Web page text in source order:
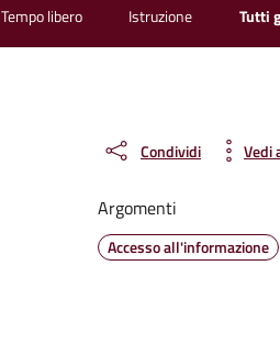
Tempo libero Istruzione Tutti
Condividi Vedi
Argomenti
Accesso all'informazione